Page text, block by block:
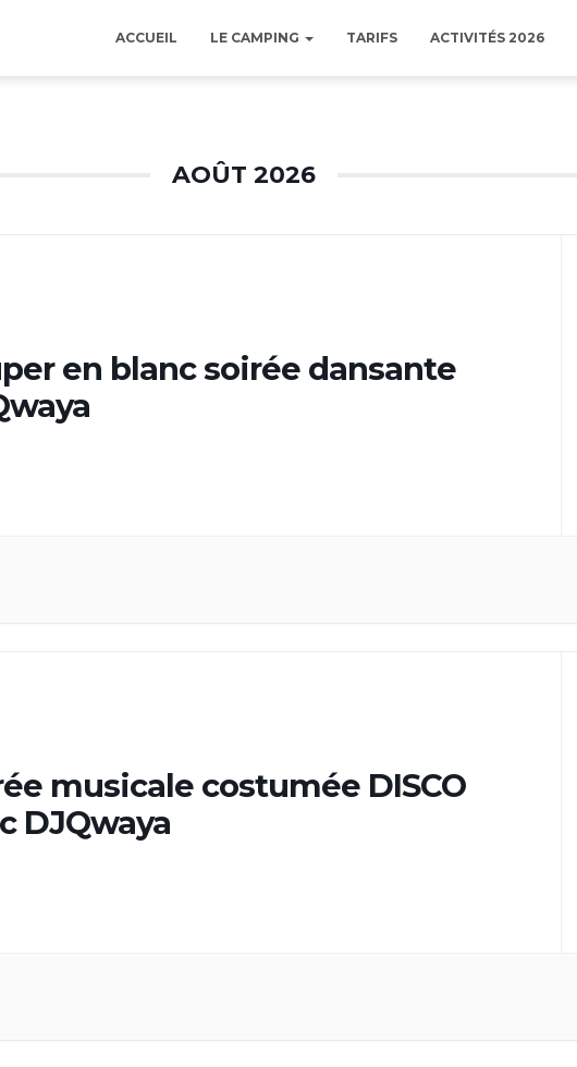
ACCUEIL LE CAMPING TARIFS ACTIVITÉS 2026
AOÛT 2026
en blanc soirée dansante
musicale costumée DISCO
DJQwaya